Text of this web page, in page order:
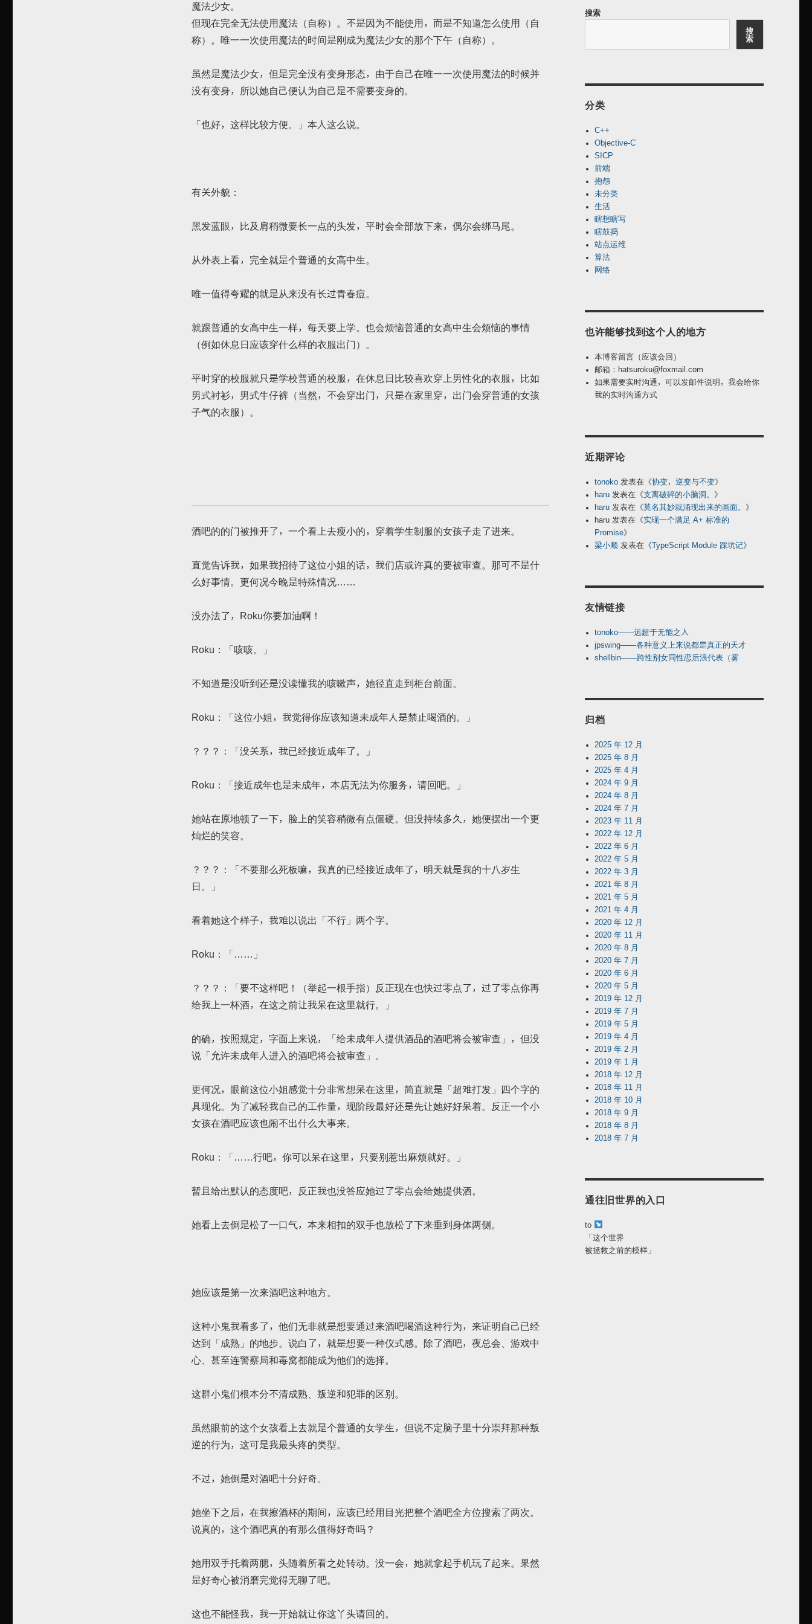
魔法少女。
但现在完全无法使用魔法（自称）。不是因为不能使用，而是不知道怎么使用（自
称）。唯一一次使用魔法的时间是刚成为魔法少女的那个下午（自称）。
虽然是魔法少女，但是完全没有变身形态，由于自己在唯一一次使用魔法的时候并
没有变身，所以她自己便认为自己是不需要变身的。
「也好，这样比较方便。」本人这么说。
有关外貌：
黑发蓝眼，比及肩稍微要长一点的头发，平时会全部放下来，偶尔会绑马尾。
从外表上看，完全就是个普通的女高中生。
唯一值得夸耀的就是从来没有长过青春痘。
就跟普通的女高中生一样，每天要上学。也会烦恼普通的女高中生会烦恼的事情
（例如休息日应该穿什么样的衣服出门）。
平时穿的校服就只是学校普通的校服，在休息日比较喜欢穿上男性化的衣服，比如
男式衬衫，男式牛仔裤（当然，不会穿出门，只是在家里穿，出门会穿普通的女孩
子气的衣服）。
酒吧的的门被推开了，一个看上去瘦小的，穿着学生制服的女孩子走了进来。
直觉告诉我，如果我招待了这位小姐的话，我们店或许真的要被审查。那可不是什
么好事情。更何况今晚是特殊情况……
没办法了，Roku你要加油啊！
Roku：「咳咳。」
不知道是没听到还是没读懂我的咳嗽声，她径直走到柜台前面。
Roku：「这位小姐，我觉得你应该知道未成年人是禁止喝酒的。」
？？？：「没关系，我已经接近成年了。」
Roku：「接近成年也是未成年，本店无法为你服务，请回吧。」
她站在原地顿了一下，脸上的笑容稍微有点僵硬。但没持续多久，她便摆出一个更
灿烂的笑容。
？？？：「不要那么死板嘛，我真的已经接近成年了，明天就是我的十八岁生
日。」
看着她这个样子，我难以说出「不行」两个字。
Roku：「……」
？？？：「要不这样吧！（举起一根手指）反正现在也快过零点了，过了零点你再
给我上一杯酒，在这之前让我呆在这里就行。」
的确，按照规定，字面上来说，「给未成年人提供酒品的酒吧将会被审查」，但没
说「允许未成年人进入的酒吧将会被审查」。
更何况，眼前这位小姐感觉十分非常想呆在这里，简直就是「超难打发」四个字的
具现化。为了减轻我自己的工作量，现阶段最好还是先让她好好呆着。反正一个小
女孩在酒吧应该也闹不出什么大事来。
Roku：「……行吧，你可以呆在这里，只要别惹出麻烦就好。」
暂且给出默认的态度吧，反正我也没答应她过了零点会给她提供酒。
她看上去倒是松了一口气，本来相扣的双手也放松了下来垂到身体两侧。
她应该是第一次来酒吧这种地方。
这种小鬼我看多了，他们无非就是想要通过来酒吧喝酒这种行为，来证明自己已经
达到「成熟」的地步。说白了，就是想要一种仪式感。除了酒吧，夜总会、游戏中
心、甚至连警察局和毒窝都能成为他们的选择。
这群小鬼们根本分不清成熟、叛逆和犯罪的区别。
虽然眼前的这个女孩看上去就是个普通的女学生，但说不定脑子里十分崇拜那种叛
逆的行为，这可是我最头疼的类型。
不过，她倒是对酒吧十分好奇。
她坐下之后，在我擦酒杯的期间，应该已经用目光把整个酒吧全方位搜索了两次。
说真的，这个酒吧真的有那么值得好奇吗？
她用双手托着两腮，头随着所看之处转动。没一会，她就拿起手机玩了起来。果然
是好奇心被消磨完觉得无聊了吧。
这也不能怪我，我一开始就让你这丫头请回的。
搜索
搜
索
分类
C++
Objective-C
SICP
前端
抱怨
未分类
生活
瞎想瞎写
瞎鼓捣
站点运维
算法
网络
也许能够找到这个人的地方
本博客留言（应该会回）
邮箱：hatsuroku@foxmail.com
如果需要实时沟通，可以发邮件说明，我会给你
我的实时沟通方式
近期评论
tonoko 发表在《协变，逆变与不变》
haru 发表在《支离破碎的小脑洞。 》
haru 发表在《莫名其妙就涌现出来的画面。 》
haru 发表在《实现一个满足 A+ 标准的
Promise》
梁小顺 发表在《 TypeScript Module 踩坑记》
友情链接
tonoko——远超于无能之人
jpswing——各种意义上来说都是真正的天才
shellbin——跨性别女同性恋后浪代表（雾
归档
2025 年 12 月
2025 年 8 月
2025 年 4 月
2024 年 9 月
2024 年 8 月
2024 年 7 月
2023 年 11 月
2022 年 12 月
2022 年 6 月
2022 年 5 月
2022 年 3 月
2021 年 8 月
2021 年 5 月
2021 年 4 月
2020 年 12 月
2020 年 11 月
2020 年 8 月
2020 年 7 月
2020 年 6 月
2020 年 5 月
2019 年 12 月
2019 年 7 月
2019 年 5 月
2019 年 4 月
2019 年 2 月
2019 年 1 月
2018 年 12 月
2018 年 11 月
2018 年 10 月
2018 年 9 月
2018 年 8 月
2018 年 7 月
通往旧世界的入口
to
「这个世界
被拯救之前的模样」